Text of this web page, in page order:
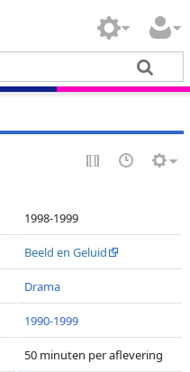
1998-1999
Beeld en Geluid
Drama
1990-1999
50 minuten per aflevering